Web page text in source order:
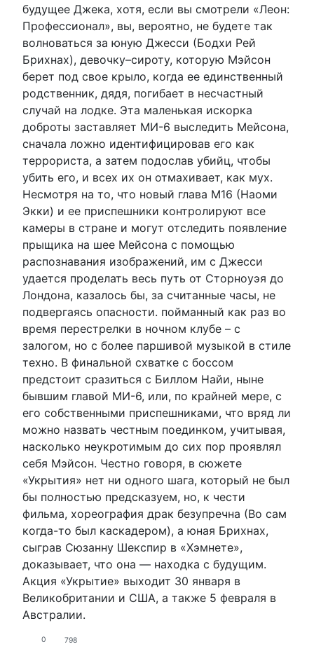
будущее Джека, хотя, если вы смотрели «Леон:
Профессионал», вы, вероятно, не будете так
волноваться за юную Джесси (Бодхи Рей
Брихнах), девочку–сироту, которую Мэйсон
берет под свое крыло, когда ее единственный
родственник, дядя, погибает в несчастный
случай на лодке. Эта маленькая искорка
доброты заставляет МИ-6 выследить Мейсона,
сначала ложно идентифицировав его как
террориста, а затем подослав убийц, чтобы
убить его, и всех их он отмахивает, как мух.
Несмотря на то, что новый глава M16 (Наоми
Экки) и ее приспешники контролируют все
камеры в стране и могут отследить появление
прыщика на шее Мейсона с помощью
распознавания изображений, им с Джесси
удается проделать весь путь от Сторноуэя до
Лондона, казалось бы, за считанные часы, не
подвергаясь опасности. пойманный как раз во
время перестрелки в ночном клубе – с
залогом, но с более паршивой музыкой в стиле
техно. В финальной схватке с боссом
предстоит сразиться с Биллом Найи, ныне
бывшим главой МИ-6, или, по крайней мере, с
его собственными приспешниками, что вряд ли
можно назвать честным поединком, учитывая,
насколько неукротимым до сих пор проявлял
себя Мэйсон. Честно говоря, в сюжете
«Укрытия» нет ни одного шага, который не был
бы полностью предсказуем, но, к чести
фильма, хореография драк безупречна (Во сам
когда-то был каскадером), а юная Брихнах,
сыграв Сюзанну Шекспир в «Хэмнете»,
доказывает, что она — находка с будущим.
Акция «Укрытие» выходит 30 января в
Великобритании и США, а также 5 февраля в
Австралии.
0 798